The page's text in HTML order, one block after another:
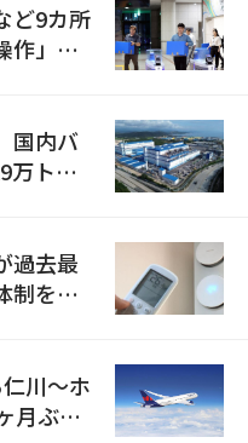
ど9カ所
作」の
国内バ
万トン
過去最
制を点
川〜ホ
月ぶり